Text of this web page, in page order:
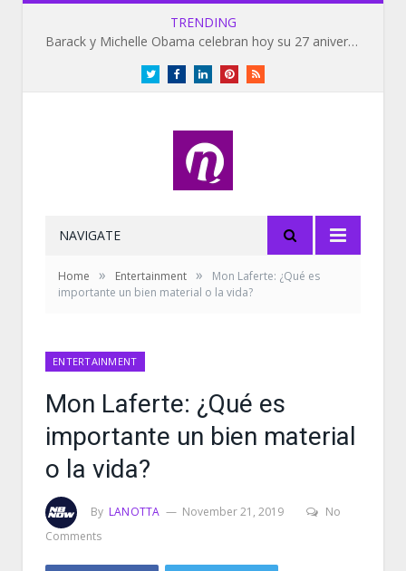
TRENDING
Barack y Michelle Obama celebran hoy su 27 aniversario de bodas
TwitterFacebookLinkedInPinterestRSS
NAVIGATE
Home » Entertainment »
Mon Laferte: ¿Qué es
importante un bien material o la vida?
ENTERTAINMENT
Mon Laferte: ¿Qué es
importante un bien material
o la vida?
By LANOTTA November 21, 2019
No
Comments